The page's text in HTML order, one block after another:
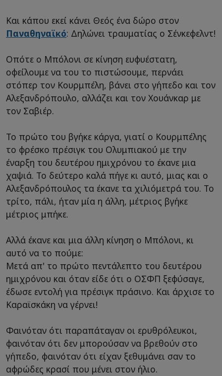
Και κάπου εκεί κάνει Θεός ένα δώρο στον
Παναθηναϊκό: Δηλώνει τραυματίας ο Σένκεφελντ!
Οπότε ο Μπόλονι σε κίνηση ευφυέστατη,
οφείλουμε να του το πιστώσουμε, περνάει
στόπερ τον Κουρμπέλη, βάνει στο γήπεδο και τον
Αλεξανδρόπουλο, αλλάζει και τον Χουάνκαρ με
τον Σαβιέρ.
Το πρώτο του βγήκε κάργα, γιατί ο Κουρμπέλης
το φρέσκο πρέσιγκ του Ολυμπιακού με την
έναρξη του δευτέρου ημιχρόνου το έκανε μια
χαψιά. Το δεύτερο καλά πήγε κι αυτό, μιας και ο
Αλεξανδρόπουλος τα έκανε τα χιλιόμετρά του. Το
τρίτο, πάλι, ήταν μία η άλλη, μέτριος βγήκε
μέτριος μπήκε.
Αλλά έκανε και μια άλλη κίνηση ο Μπόλονι, κι
αυτό να το πούμε:
Μετά απ' το πρώτο πεντάλεπτο του δευτέρου
ημιχρόνου και όταν είδε ότι ο ΟΣΦΠ ξεφύσαγε,
έδωσε εντολή για πρέσιγκ πράσινο. Και άρχισε το
Καραϊσκάκη να γέρνει!
Φαινόταν ότι παραπάταγαν οι ερυθρόλευκοι,
φαινόταν ότι δεν μπορούσαν να βρεθούν στο
γήπεδο, φαινόταν ότι είχαν ξεθυμάνει σαν το
αφρώδες κρασί που μένει στον ήλιο.